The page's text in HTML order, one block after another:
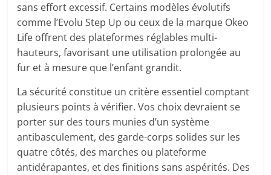
sans effort excessif. Certains modèles évolutifs
comme l’Evolu Step Up ou ceux de la marque Okeo
Life offrent des plateformes réglables multi-
hauteurs, favorisant une utilisation prolongée au
fur et à mesure que l’enfant grandit.
La sécurité constitue un critère essentiel comptant
plusieurs points à vérifier. Vos choix devraient se
porter sur des tours munies d’un système
antibasculement, des garde-corps solides sur les
quatre côtés, des marches ou plateforme
antidérapantes, et des finitions sans aspérités. Des